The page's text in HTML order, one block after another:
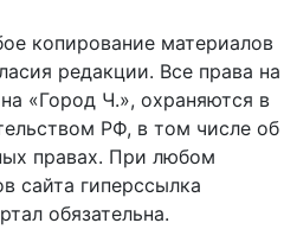
копирование материалов
редакции. Все права на
«Город Ч.», охраняются в
РФ, в том числе об
правах. При любом
сайта гиперссылка
обязательна.